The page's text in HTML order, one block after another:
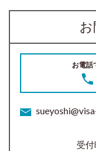
お電話
受